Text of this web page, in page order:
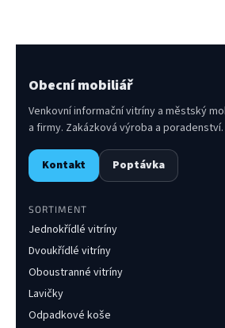
k
y
ý
p
n
Obecní mobiliář
Venkovní informační vitríny a městský
a firmy. Zakázková výroba a poradenství.
Kontakt Poptávka
SORTIMENT
Jednokřídlé vitríny
Dvoukřídlé vitríny
Oboustranné vitríny
Lavičky
Odpadkové koše